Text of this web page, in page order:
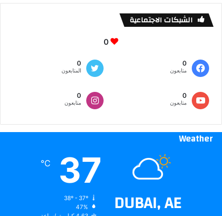
الشبكات الاجتماعية
0
0
متابعون
0
المتابعون
0
متابعون
0
متابعون
Weather
DUBAI, AE
37
℃
47%